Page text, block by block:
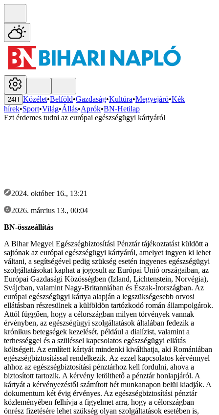
24H Közélet•Belföld•Gazdaság•Kultúra•Megyejáró•Kék
hírek•Sport•Világ•Állás•Aprók•BN-Hetilap
Ezt érdemes tudni az európai egészségügyi kártyáról
2024. október 16., 13:21
2026. március 13., 00:04
BN-összeállítás
A Bihar Megyei Egészségbiztosítási Pénztár tájékoztatást küldött a
sajtónak az európai egészségügyi kártyáról, amelyet ingyen ki lehet
váltani, a segítségével pedig szükség esetén ingyenes egészségügyi
szolgáltatásokat kaphat a jogosult az Európai Unió országaiban, az
Európai Gazdasági Közösségben (Izland, Lichtenstein, Norvégia),
Svájcban, valamint Nagy-Britanniában és Észak-Írországban. Az
európai egészségügyi kártya alapján a legszükségesebb orvosi
ellátásban részesülnek a külföldön tartózkodó román állampolgárok.
Attól függően, hogy a célországban milyen törvények vannak
érvényben, az egészségügyi szolgáltatások általában fedezik a
krónikus betegségek kezelését, például a dialízist, valamint a
terhességgel és a szüléssel kapcsolatos egészségügyi ellátás
költségeit. Az említett kártyát mindenki kiválthatja, aki Romániában
egészségbiztosítással rendelkezik. Az ezzel kapcsolatos kérvénnyel
ahhoz az egészségbiztosítási pénztárhoz kell fordulni, ahova a
biztosított tartozik. A kérvény letölthető a pénztár honlapjáról. A
kártyát a kérvényezéstől számított hét munkanapon belül kiadják. A
dokumentum két évig érvényes. Az egészségbiztosítási pénztár
közleményében felhívja a figyelmet arra, hogy a célországban
önrész fizetésére lehet szükség olyan szolgáltatások esetében is,